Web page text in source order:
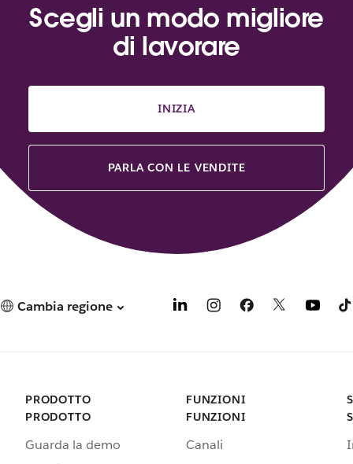
Scegli un modo migliore
di lavorare
INIZIA
PARLA CON LE VENDITE
Cambia regione
PRODOTTO
PRODOTTO
Guarda la demo
FUNZIONI
FUNZIONI
Canali